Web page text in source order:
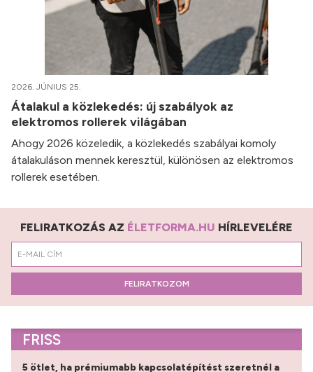
2026. JÚNIUS 25.
Átalakul a közlekedés: új szabályok az
elektromos rollerek világában
Ahogy 2026 közeledik, a közlekedés szabályai komoly
átalakuláson mennek keresztül, különösen az elektromos
rollerek esetében.
FELIRATKOZÁS AZ ÉLETFORMA.HU HÍRLEVELÉRE
FELIRATKOZOM
FRISS
5 ötlet, ha prémiumabb kapcsolatépítést szeretnél a